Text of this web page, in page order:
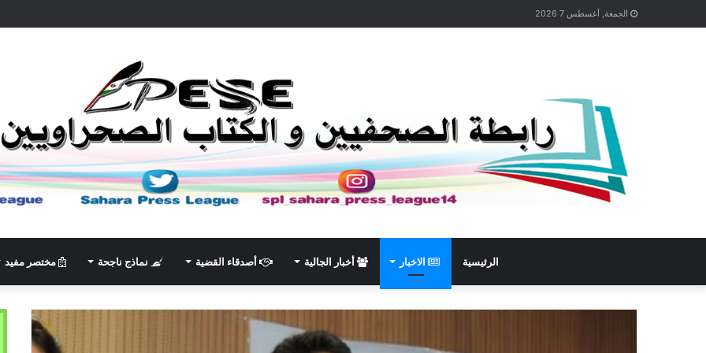
الجمعة, أغسطس 7 2026
الرئيسية الاخبار أخبار الجالية أصدقاء القضية نماذج ناجحة مختصر مفيد